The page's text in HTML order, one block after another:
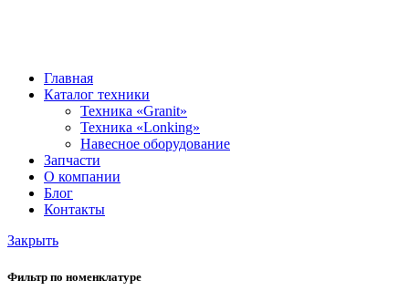
Главная
Каталог техники
Техника «Granit»
Техника «Lonking»
Навесное оборудование
Запчасти
О компании
Блог
Контакты
Закрыть
Фильтр по номенклатуре